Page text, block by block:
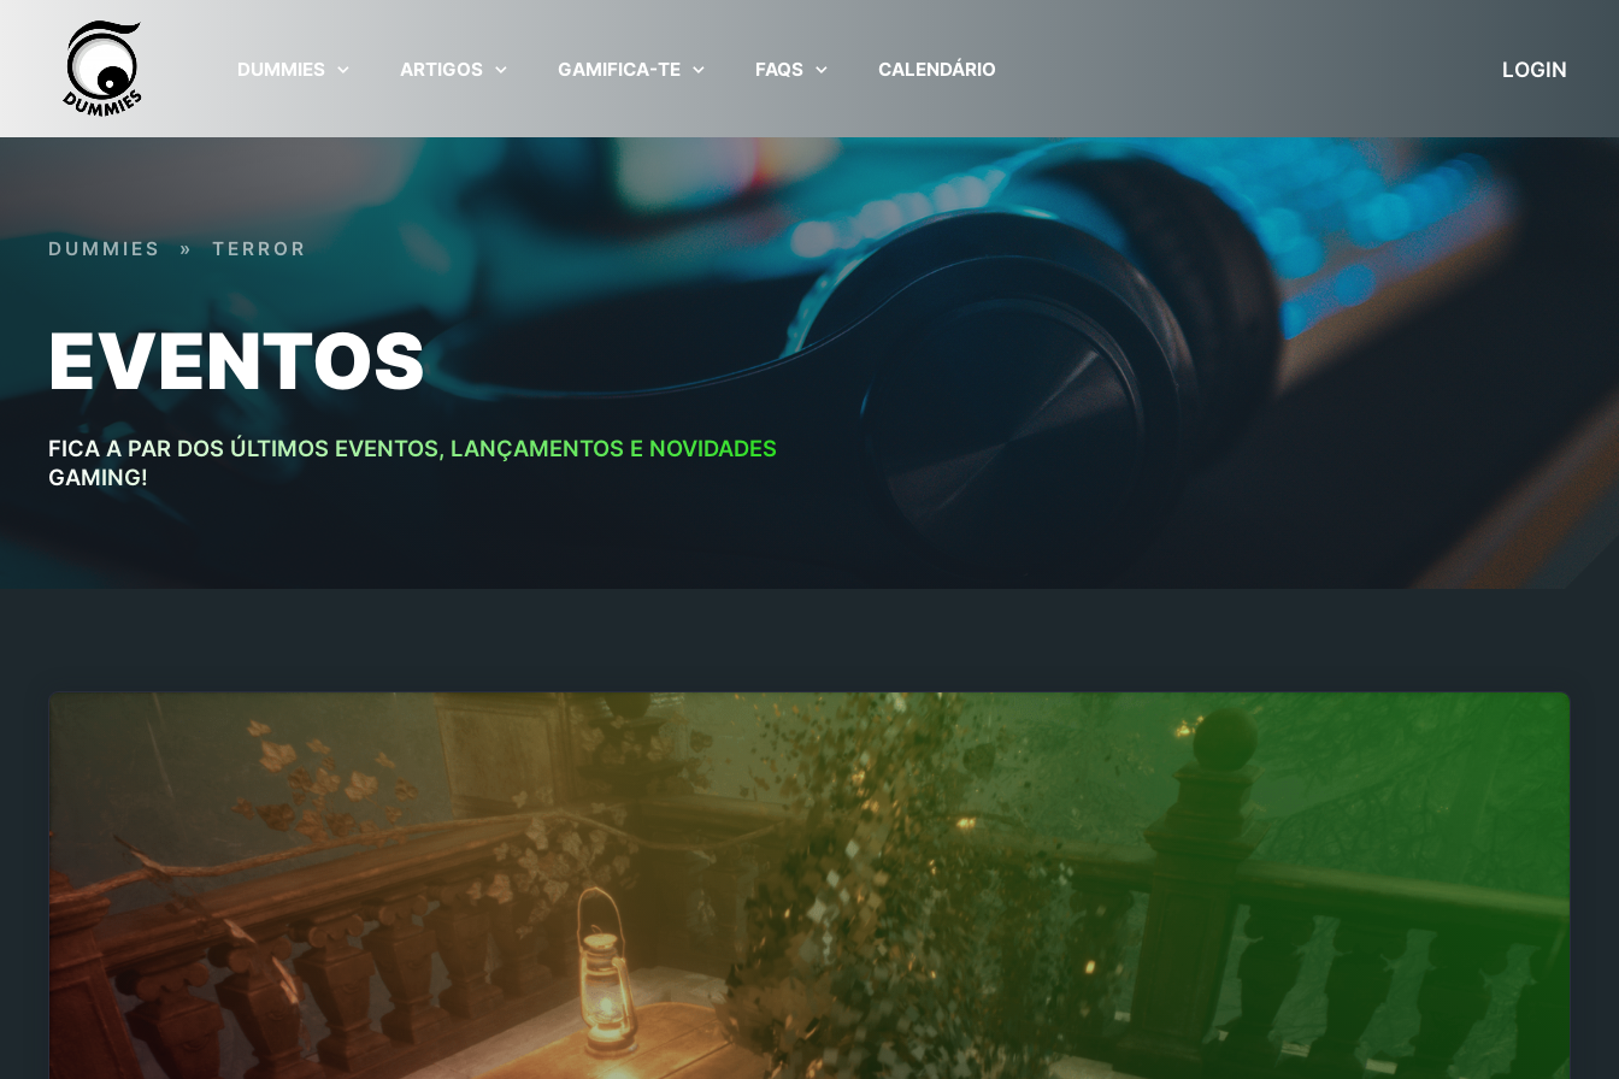
Skip to main content
DUMMIES ARTIGOS GAMIFICA-TE FAQS CALENDÁRIO LOGIN
EVENTOS
FICA A PAR DOS ÚLTIMOS EVENTOS, LANÇAMENTOS E NOVIDADES
GAMING!
DUMMIES » TERROR